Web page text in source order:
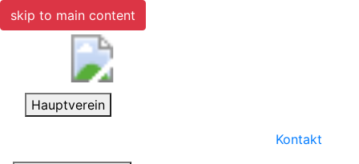
skip to main content
Toggle navigation
Hauptverein
Kontakt